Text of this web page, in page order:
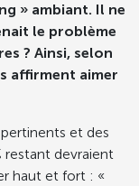
» ambiant. Il ne
le problème
? Ainsi, selon
affirment aimer
et des
restant devraient
haut et fort : «